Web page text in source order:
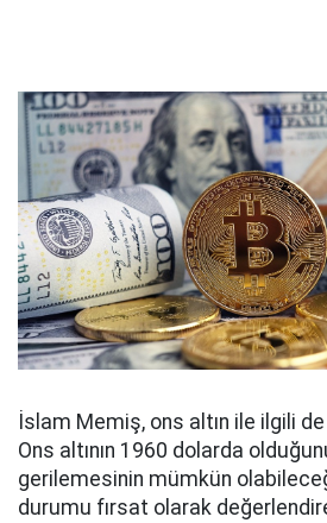
İslam Memiş, ons altın ile ilgili
Ons altının 1960 dolarda
gerilemesinin mümkün
durumu fırsat olarak